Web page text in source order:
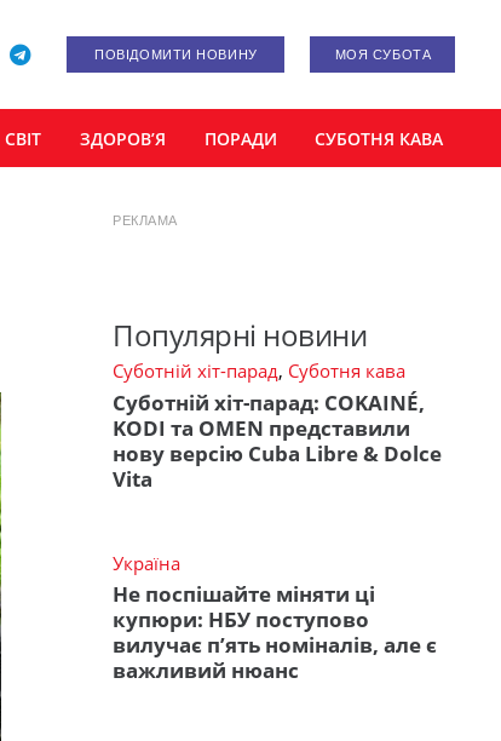
ПОВІДОМИТИ НОВИНУ МОЯ СУБОТА
СВІТ ЗДОРОВ’Я ПОРАДИ СУБОТНЯ КАВА
РЕКЛАМА
Популярні новини
Суботній хіт-парад, Суботня кава
Суботній хіт-парад: COKAINÉ,
KODI та OMEN представили
нову версію Cuba Libre & Dolce
Vita
Україна
Не поспішайте міняти ці
купюри: НБУ поступово
вилучає п’ять номіналів, але є
важливий нюанс